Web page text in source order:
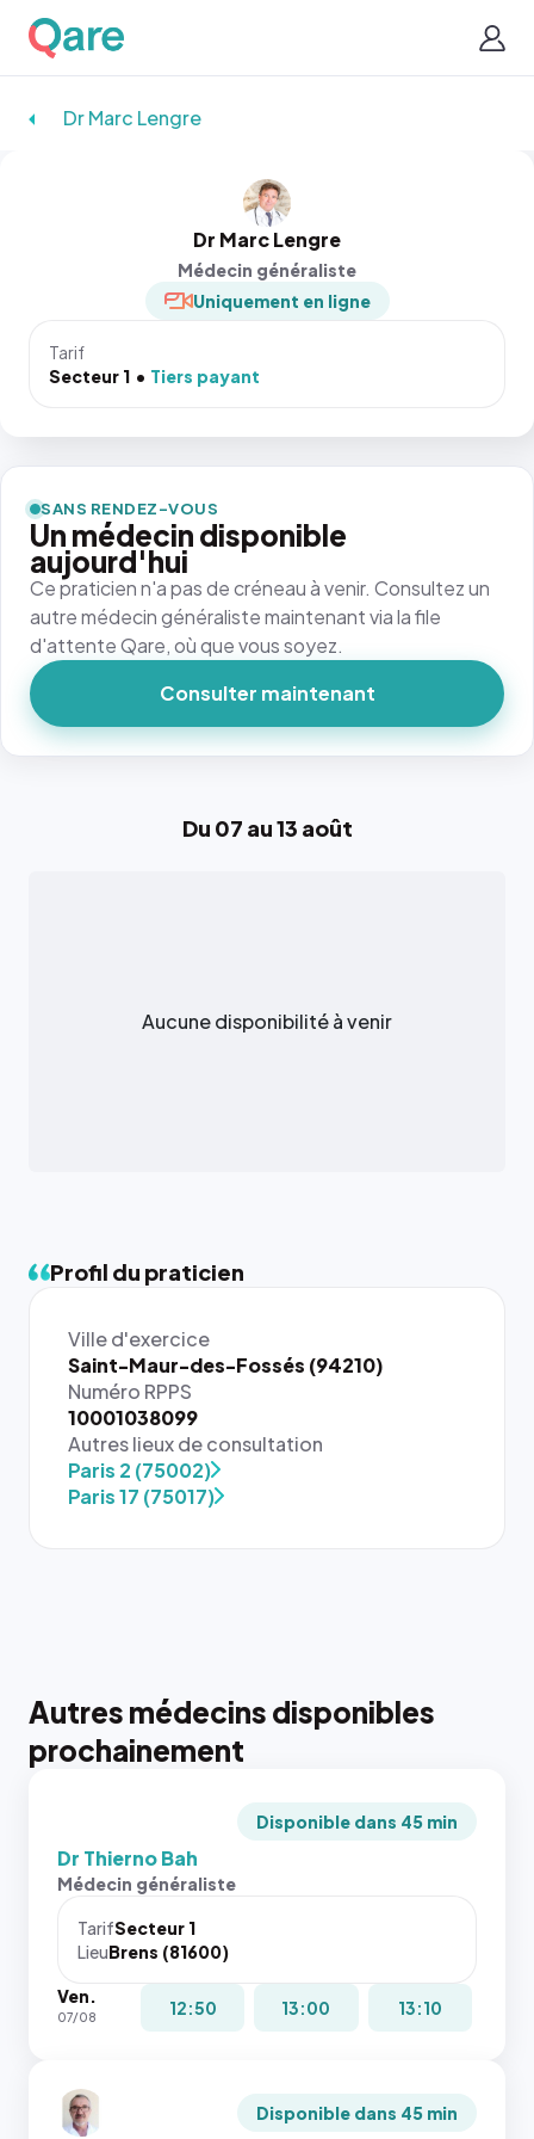
Dr Marc Lengre
Dr Marc Lengre
Médecin généraliste
Uniquement en ligne
Tarif
Secteur 1
Tiers payant
Du 07 au 13 août
Aucune disponibilité à venir
Profil du praticien
Ville d'exercice
Saint-Maur-des-Fossés (94210)
Numéro RPPS
10001038099
Autres lieux de consultation
Paris 2 (75002)
Paris 17 (75017)
SANS RENDEZ-VOUS
Un médecin disponible
aujourd'hui
Ce praticien n'a pas de créneau à venir. Consultez un
autre médecin généraliste maintenant via la file
d'attente Qare, où que vous soyez.
Consulter maintenant
Autres médecins disponibles
prochainement
Disponible dans 45 min
Dr Thierno Bah
Médecin généraliste
TarifSecteur 1
LieuBrens (81600)
Ven.
07/08 12:50 13:00 13:10
Disponible dans 45 min